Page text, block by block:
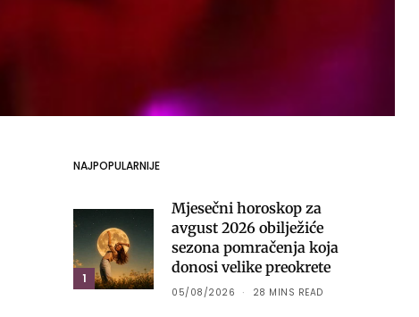
NAJPOPULARNIJE
1
Mjesečni horoskop za
avgust 2026 obilježiće
sezona pomračenja koja
donosi velike preokrete
05/08/2026 28 MINS READ